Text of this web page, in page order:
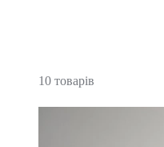
10 товарів